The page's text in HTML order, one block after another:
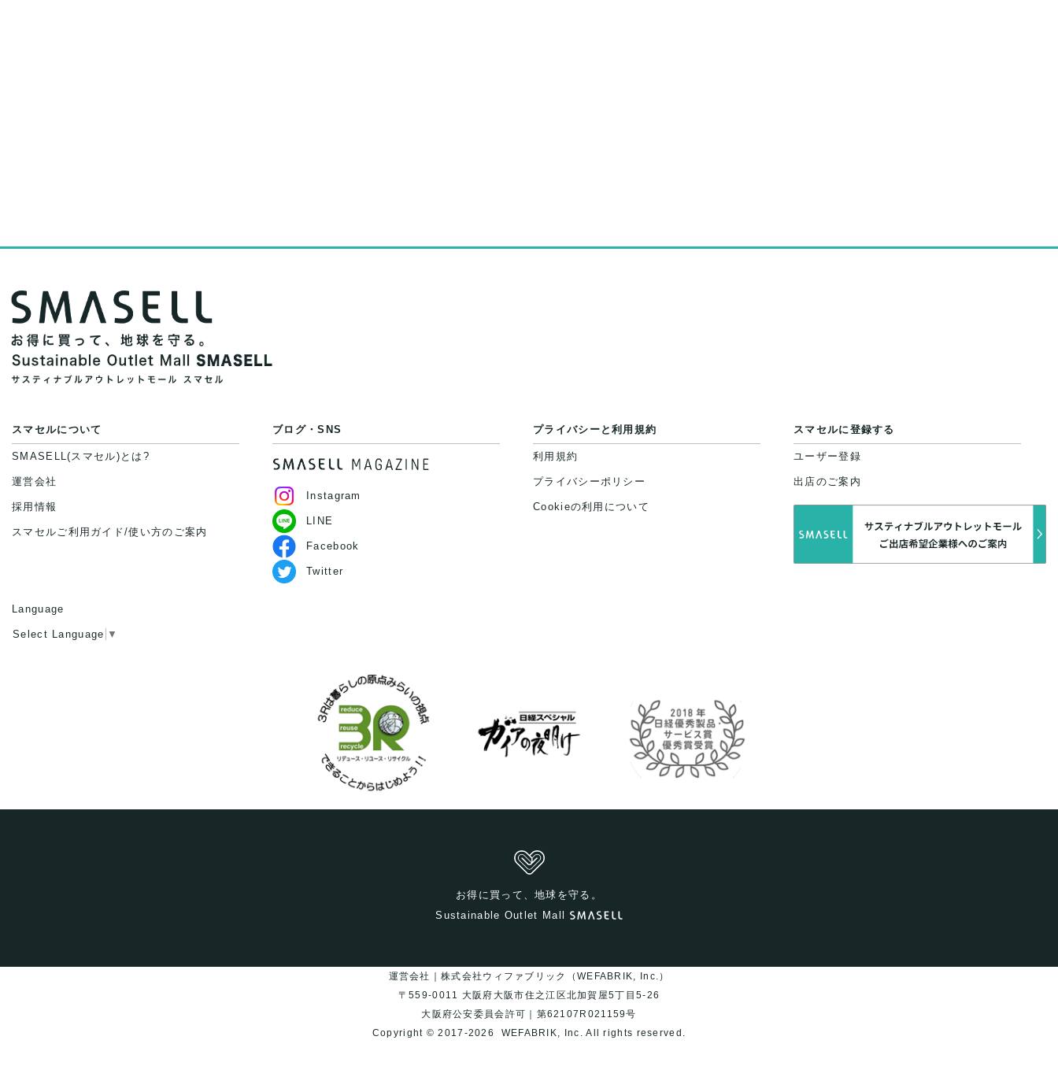
スマセルについて
SMASELL(スマセル)とは?
運営会社
採用情報
スマセルご利用ガイド/使い方のご案内
ブログ・SNS
Instagram
LINE
Facebook
Twitter
プライバシーと利用規約
利用規約
プライバシーポリシー
Cookieの利用について
スマセルに登録する
ユーザー登録
出店のご案内
Language
Select Language ▼
お得に買って、地球を守る。
Sustainable Outlet Mall
運営会社｜株式会社ウィファブリック（WEFABRIK, Inc.）
〒559-0011 大阪府大阪市住之江区北加賀屋5丁目5-26
大阪府公安委員会許可｜第62107R021159号
Copyright © 2017-2026
WEFABRIK, Inc.All rights reserved.